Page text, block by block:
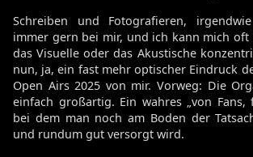
Schreiben und Fotografieren,
immer gern bei mir, und ich kann mich
das Visuelle oder das Akustische
nun, ja, ein fast mehr optischer Eindruck
Open Airs 2025 von mir. Vorweg: Die
einfach großartig. Ein wahres „von Fans,
bei dem man noch am Boden der
und rundum gut versorgt wird.